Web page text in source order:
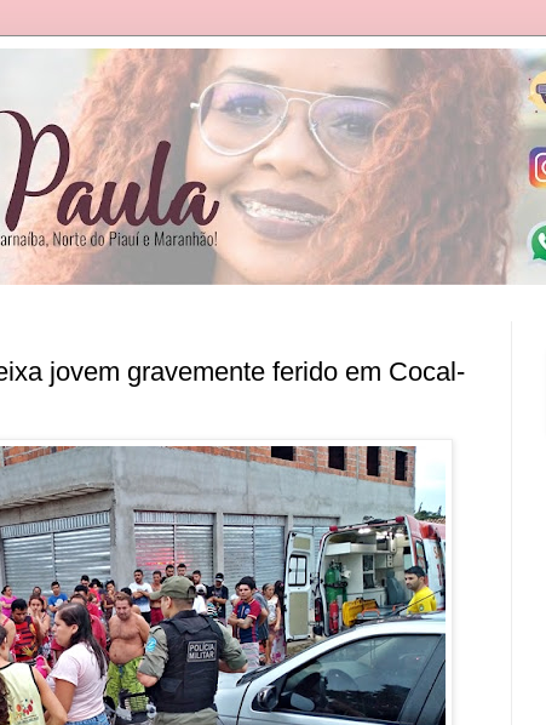
jovem gravemente ferido em Cocal-